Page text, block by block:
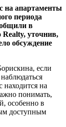
на апартаменты
периода
в
Realty, уточнив,
обсуждение
если
находится на
понимать,
особенно в
доступным